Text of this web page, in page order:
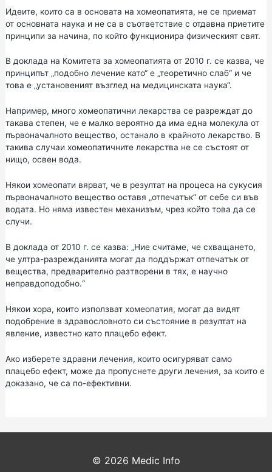
Идеите, които са в основата на хомеопатията, не се приемат
от основната наука и не са в съответствие с отдавна приетите
принципи за начина, по който функционира физическият свят.
В доклада на Комитета за хомеопатията от 2010 г. се казва, че
принципът „подобно лечение като“ е „теоретично слаб“ и че
това е „установеният възглед на медицинската наука“.
Например, много хомеопатични лекарства се разреждат до
такава степен, че е малко вероятно да има една молекула от
първоначалното вещество, останало в крайното лекарство. В
такива случаи хомеопатичните лекарства не се състоят от
нищо, освен вода.
Някои хомеопати вярват, че в резултат на процеса на сукусия
първоначалното вещество оставя „отпечатък“ от себе си във
водата. Но няма известен механизъм, чрез който това да се
случи.
В доклада от 2010 г. се казва: „Ние считаме, че схващането,
че ултра-разрежданията могат да поддържат отпечатък от
вещества, предварително разтворени в тях, е научно
неправдоподобно.“
Някои хора, които използват хомеопатия, могат да видят
подобрение в здравословното си състояние в резултат на
явление, известно като плацебо ефект.
Ако изберете здравни лечения, които осигуряват само
плацебо ефект, може да пропуснете други лечения, за които е
доказано, че са по-ефективни.
© 2026 Medic Info